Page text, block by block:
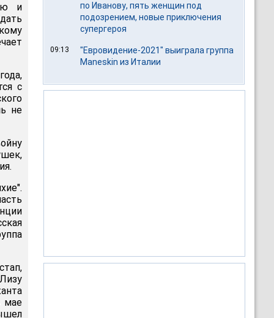
и
с
не
мае
по Иванову, пять женщин под
подозрением, новые приключения
супергероя
09:13
"Евровидение-2021" выиграла группа
Maneskin из Италии